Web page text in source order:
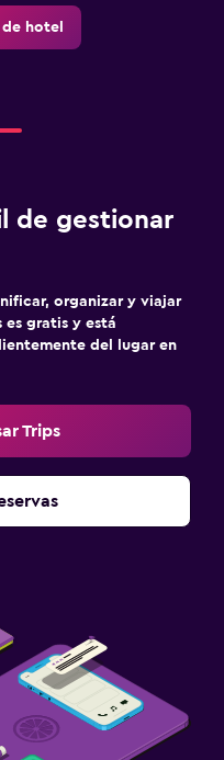
hotel
de gestionar
organizar y viajar
es gratis y está
del lugar en
Trips